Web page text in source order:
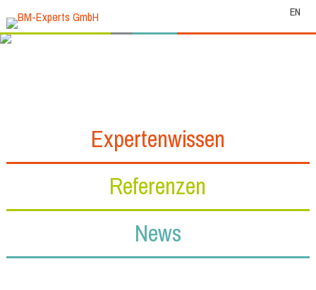
EN
Expertenwissen
Referenzen
News